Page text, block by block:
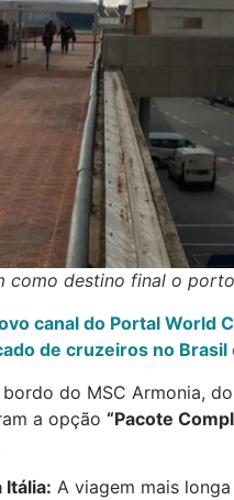
como destino final o
canal do Portal World
de cruzeiros no Brasil
do MSC Armonia,
a opção “Pacote
Itália: A viagem mais